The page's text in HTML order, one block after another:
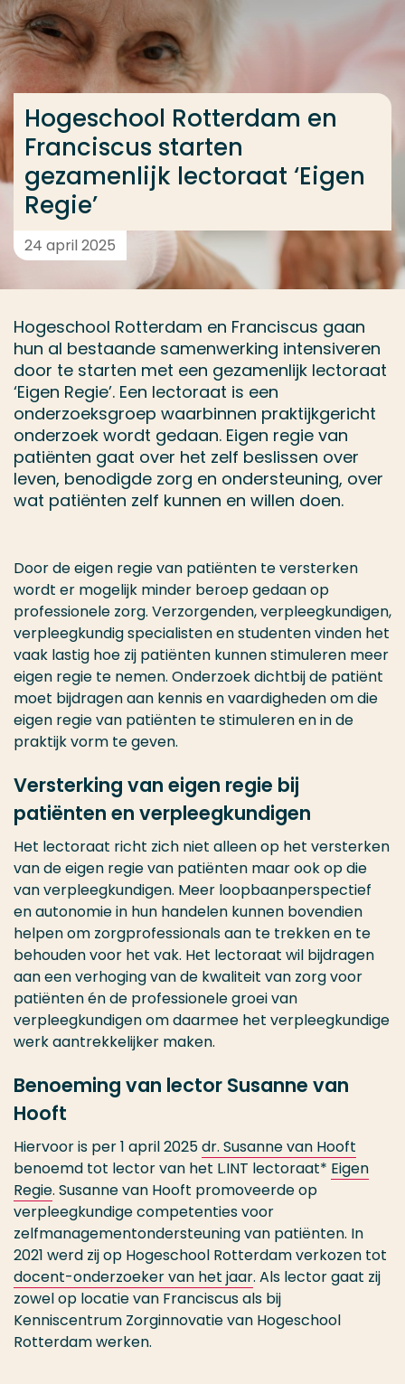
Ga direct naar de content
... > Hogeschool Rotterdam en Franciscus Gasthuis
Hogeschool Rotterdam en
Franciscus starten
gezamenlijk lectoraat ‘Eigen
Regie’
24 april 2025
Hogeschool Rotterdam en Franciscus gaan
hun al bestaande samenwerking intensiveren
door te starten met een gezamenlijk lectoraat
‘Eigen Regie’. Een lectoraat is een
onderzoeksgroep waarbinnen praktijkgericht
onderzoek wordt gedaan. Eigen regie van
patiënten gaat over het zelf beslissen over
leven, benodigde zorg en ondersteuning, over
wat patiënten zelf kunnen en willen doen.
Door de eigen regie van patiënten te versterken
wordt er mogelijk minder beroep gedaan op
professionele zorg. Verzorgenden, verpleegkundigen,
verpleegkundig specialisten en studenten vinden het
vaak lastig hoe zij patiënten kunnen stimuleren meer
eigen regie te nemen. Onderzoek dichtbij de patiënt
moet bijdragen aan kennis en vaardigheden om die
eigen regie van patiënten te stimuleren en in de
praktijk vorm te geven.
Versterking van eigen regie bij
patiënten en verpleegkundigen
Het lectoraat richt zich niet alleen op het versterken
van de eigen regie van patiënten maar ook op die
van verpleegkundigen. Meer loopbaanperspectief
en autonomie in hun handelen kunnen bovendien
helpen om zorgprofessionals aan te trekken en te
behouden voor het vak. Het lectoraat wil bijdragen
aan een verhoging van de kwaliteit van zorg voor
patiënten én de professionele groei van
verpleegkundigen om daarmee het verpleegkundige
werk aantrekkelijker maken.
Benoeming van lector Susanne van
Hooft
Hiervoor is per 1 april 2025dr. Susanne van Hooft
benoemd tot lector van het L.INT lectoraat* Eigen
Regie. Susanne van Hooft promoveerde op
verpleegkundige competenties voor
zelfmanagementondersteuning van patiënten. In
2021 werd zij op Hogeschool Rotterdam verkozen tot
docent-onderzoeker van het jaar. Als lector gaat zij
zowel op locatie van Franciscus als bij
Kenniscentrum Zorginnovatie van Hogeschool
Rotterdam werken.
Veel gezocht
Opleiding
Contact